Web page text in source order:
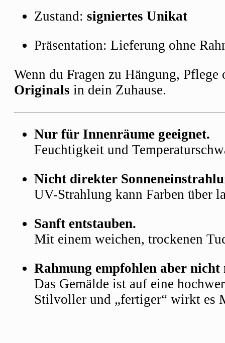
Zustand: signiertes Unikat
Präsentation: Lieferung ohne
Wenn du Fragen zu Hängung,
Originals in dein Zuhause.
Nur für Innenräume geeignet.
Feuchtigkeit und
Nicht direkter
UV-Strahlung kann Farben über
Sanft entstauben.
Mit einem weichen, trockenen
Rahmung empfohlen aber nicht
Das Gemälde ist auf eine
Stilvoller und „fertiger“ wirkt es